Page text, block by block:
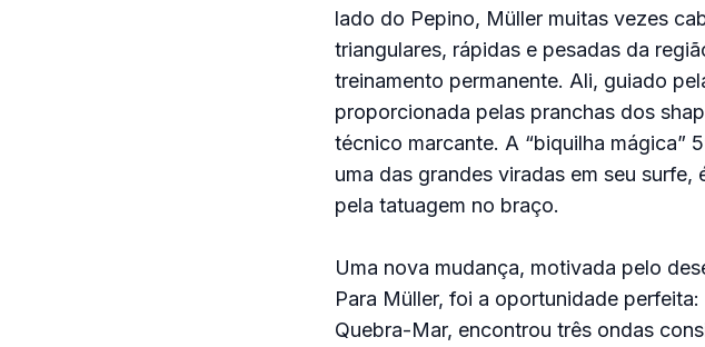
lado do Pepino, Müller muitas vezes
triangulares, rápidas e pesadas da
treinamento permanente. Ali, guiado
proporcionada pelas pranchas dos
técnico marcante. A “biquilha mágica”
uma das grandes viradas em seu
pela tatuagem no braço.
Uma nova mudança, motivada pelo
Para Müller, foi a oportunidade
Quebra-Mar, encontrou três ondas